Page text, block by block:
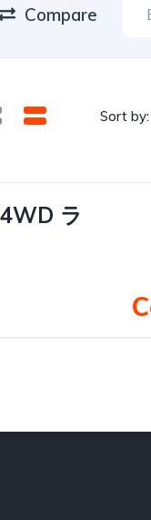
Compare
Sort by:
ラ